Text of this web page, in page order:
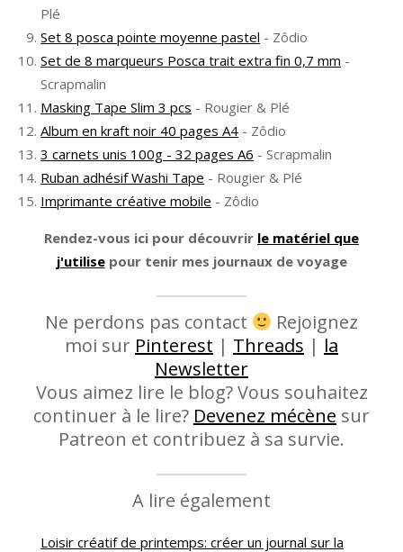
Plé
Set 8 posca pointe moyenne pastel - Zôdio
Set de 8 marqueurs Posca trait extra fin 0,7 mm -
Scrapmalin
Masking Tape Slim 3 pcs - Rougier & Plé
Album en kraft noir 40 pages A4 - Zôdio
3 carnets unis 100g - 32 pages A6 - Scrapmalin
Ruban adhésif Washi Tape - Rougier & Plé
Imprimante créative mobile - Zôdio
Rendez-vous ici pour découvrir le matériel que
j'utilisepour tenir mes journaux de voyage
Ne perdons pas contact
Rejoignez
moi sur Pinterest | Threads | la
Newsletter
Vous aimez lire le blog? Vous souhaitez
continuer à le lire? Devenez mécène sur
Patreon et contribuez à sa survie.
A lire également
Loisir créatif de printemps: créer un journal sur la